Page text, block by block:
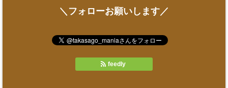
＼フォローお願いします／
feedly